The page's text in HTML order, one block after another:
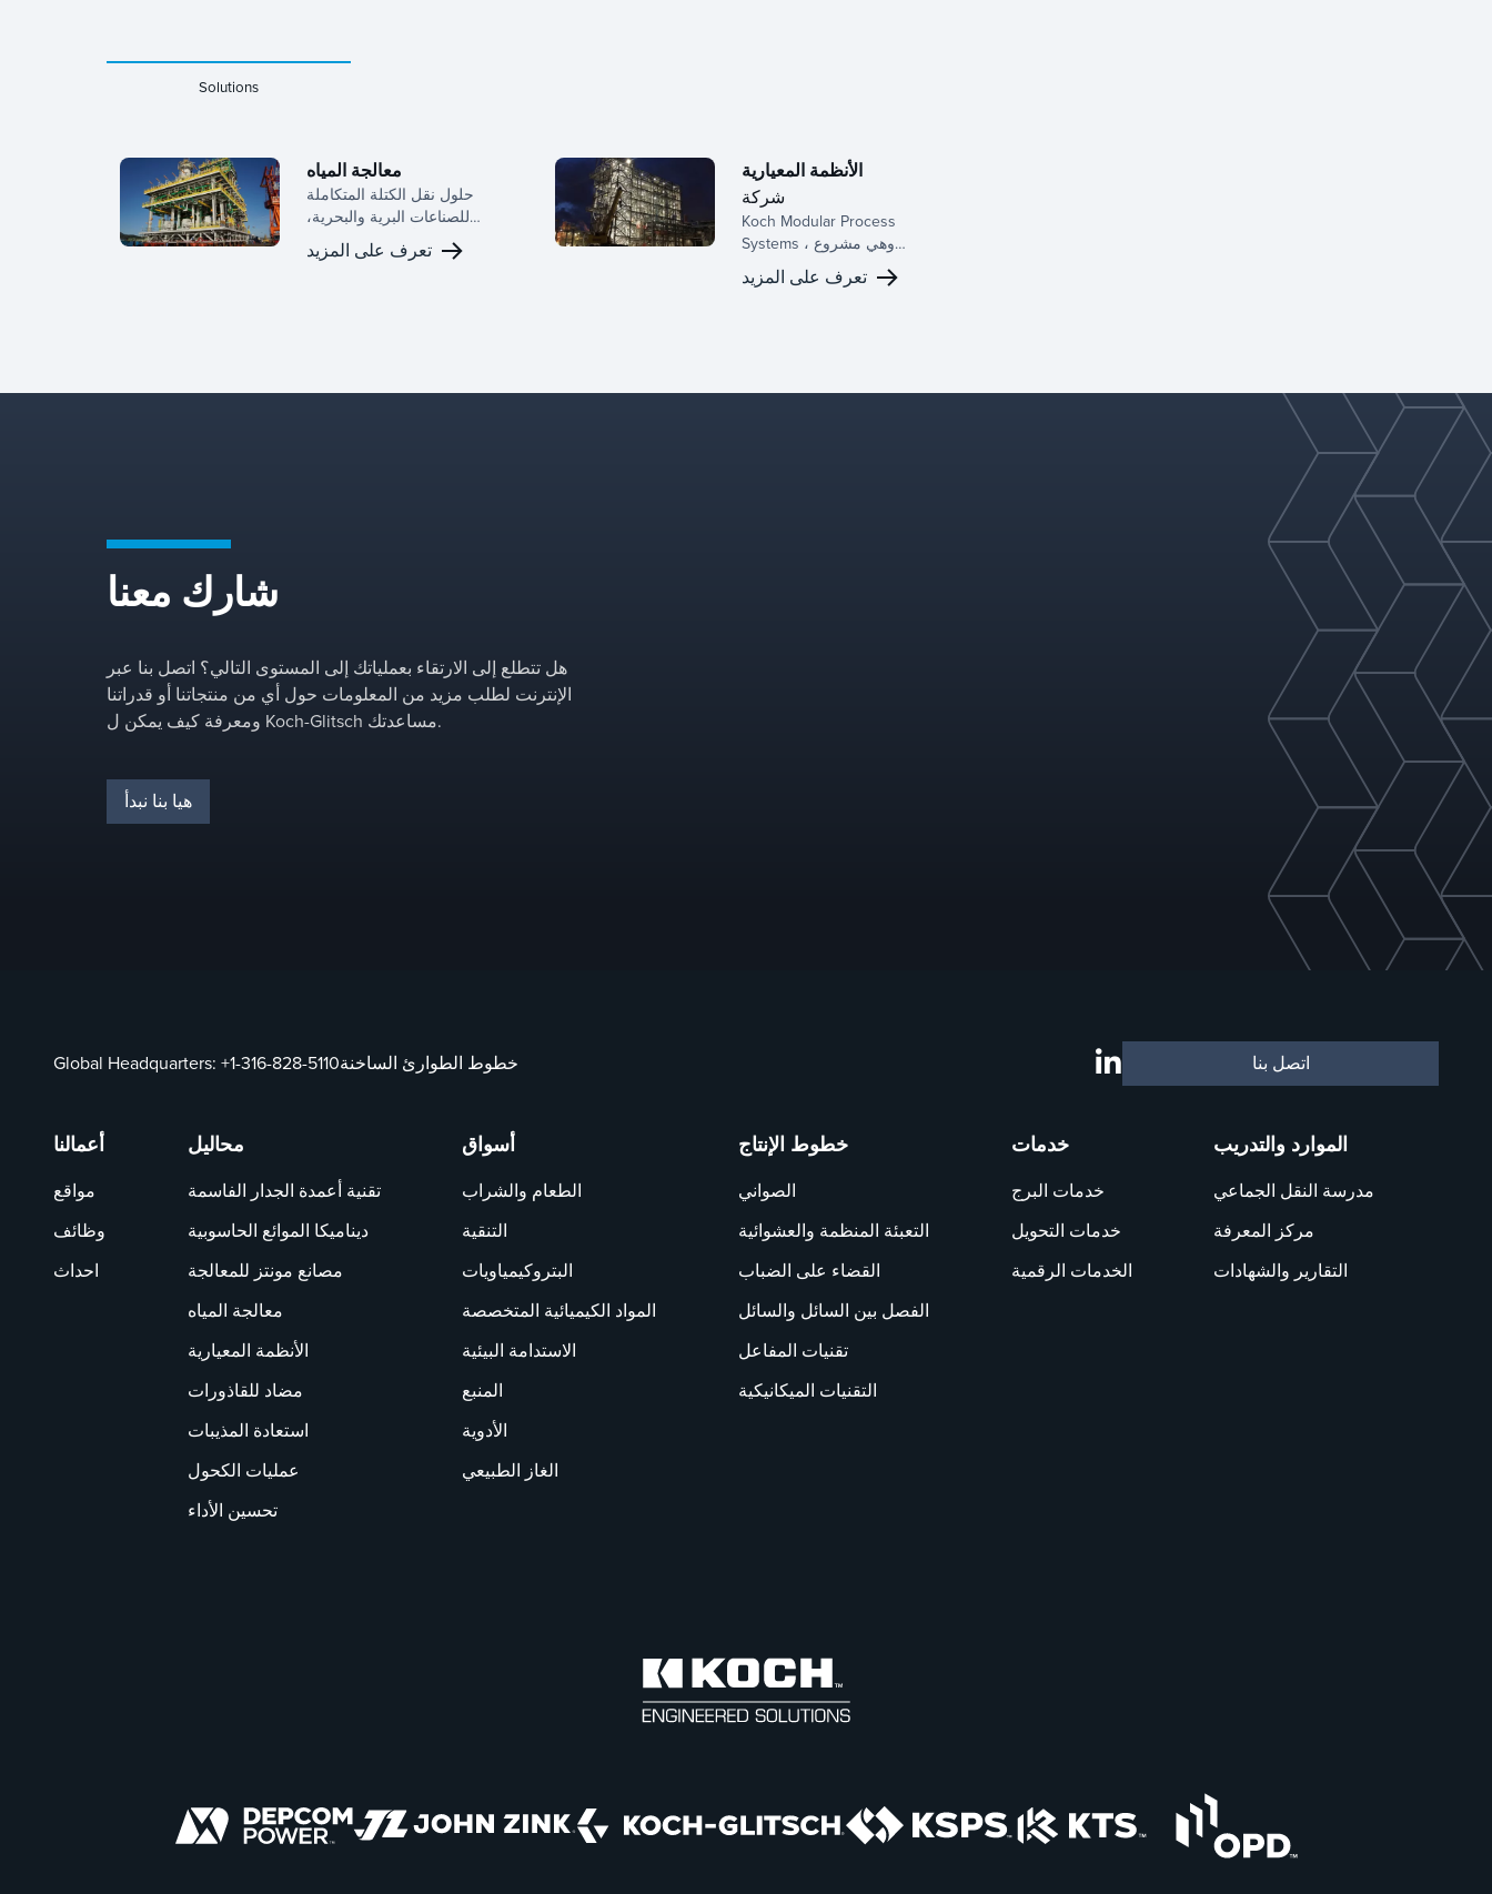
Solutions
معالجة المياه
حلول نقل الكتلة المتكاملة
للصناعات البرية والبحرية،
توفر أداء فعالا وموثوقا
ومستداما لمعالجة المياه،
تعرف على المزيد
الأنظمة المعيارية
شركة
Koch Modular Process
Systems ، وهي مشروع
مشترك مع Koch-Glitsch ،
متخصصة في أنظمة نقل
تعرف على المزيد
شارك معنا
هل تتطلع إلى الارتقاء بعملياتك إلى المستوى التالي؟ اتصل بنا عبر
الإنترنت لطلب مزيد من المعلومات حول أي من منتجاتنا أو قدراتنا
ومعرفة كيف يمكن ل Koch-Glitsch مساعدتك.
هيا بنا نبدأ
Global Headquarters: +1-316-828-5110خطوط الطوارئ الساخنة اتصل بنا
أعمالنا
مواقع
وظائف
احداث
محاليل
تقنية أعمدة الجدار الفاسمة
ديناميكا الموائع الحاسوبية
مصانع مونتز للمعالجة
معالجة المياه
الأنظمة المعيارية
مضاد للقاذورات
استعادة المذيبات
عمليات الكحول
تحسين الأداء
أسواق
الطعام والشراب
التنقية
البتروكيمياويات
المواد الكيميائية المتخصصة
الاستدامة البيئية
المنبع
الأدوية
الغاز الطبيعي
خطوط الإنتاج
الصواني
التعبئة المنظمة والعشوائية
القضاء على الضباب
الفصل بين السائل والسائل
تقنيات المفاعل
التقنيات الميكانيكية
خدمات
خدمات البرج
خدمات التحويل
الخدمات الرقمية
الموارد والتدريب
مدرسة النقل الجماعي
مركز المعرفة
التقارير والشهادات